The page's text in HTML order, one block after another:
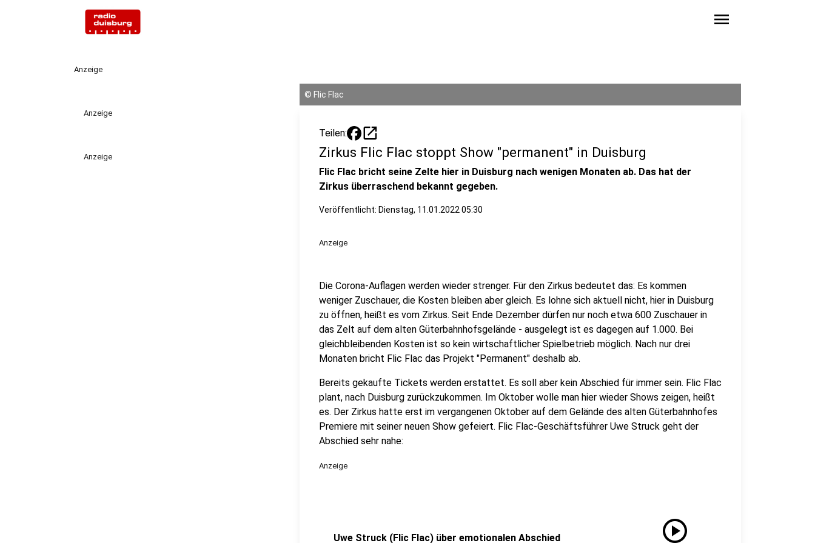
menu
Anzeige
Anzeige
Anzeige
© Flic Flac
Teilen: open_in_new
Zirkus Flic Flac stoppt Show "permanent" in Duisburg
Flic Flac bricht seine Zelte hier in Duisburg nach wenigen Monaten ab. Das hat der
Zirkus überraschend bekannt gegeben.
Veröffentlicht: Dienstag, 11.01.2022 05:30
Anzeige
Die Corona-Auflagen werden wieder strenger. Für den Zirkus bedeutet das: Es kommen
weniger Zuschauer, die Kosten bleiben aber gleich. Es lohne sich aktuell nicht, hier in Duisburg
zu öffnen, heißt es vom Zirkus. Seit Ende Dezember dürfen nur noch etwa 600 Zuschauer in
das Zelt auf dem alten Güterbahnhofsgelände - ausgelegt ist es dagegen auf 1.000. Bei
gleichbleibenden Kosten ist so kein wirtschaftlicher Spielbetrieb möglich. Nach nur drei
Monaten bricht Flic Flac das Projekt "Permanent" deshalb ab.
Bereits gekaufte Tickets werden erstattet. Es soll aber kein Abschied für immer sein. Flic Flac
plant, nach Duisburg zurückzukommen. Im Oktober wolle man hier wieder Shows zeigen, heißt
es. Der Zirkus hatte erst im vergangenen Oktober auf dem Gelände des alten Güterbahnhofes
Premiere mit seiner neuen Show gefeiert. Flic Flac-Geschäftsführer Uwe Struck geht der
Abschied sehr nahe:
Anzeige
Uwe Struck (Flic Flac) über emotionalen Abschied play_circle